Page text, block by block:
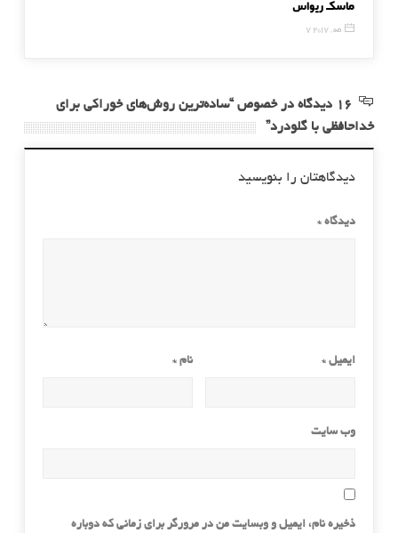
ماسک ریواس
7 مه, 2017
16 دیدگاه در خصوص “ساده‌ترین روش‌های خوراکی برای
خداحافظی با گلودرد”
دیدگاهتان را بنویسید
دیدگاه *
نام* ایمیل *
وب‌ سایت
ذخیره نام، ایمیل و وبسایت من در مرورگر برای زمانی که دوباره